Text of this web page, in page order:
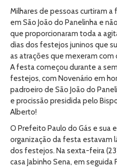
Milhares de pessoas curtiram
em São João do Panelinha e
que proporcionaram toda a
dias dos festejos juninos que
as atrações que mexeram com
A festa começou durante a
festejos, com Novenário em
padroeiro de São João do
e procissão presidida pelo
Alberto!
O Prefeito Paulo do Gás e sua
organização da festa estavam
dos festejos. Na sexta-feira
casa Jabinho Sena, em seguida